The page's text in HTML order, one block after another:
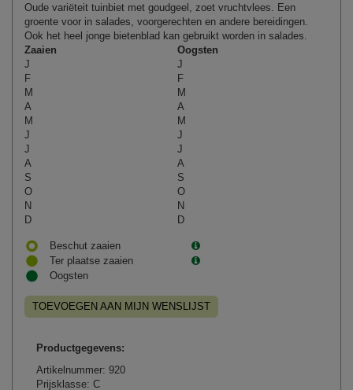
Oude variëteit tuinbiet met goudgeel, zoet vruchtvlees. Een
groente voor in salades, voorgerechten en andere bereidingen.
Ook het heel jonge bietenblad kan gebruikt worden in salades.
Zaaien
Oogsten
J
J
F
F
M
M
A
A
M
M
J
J
J
J
A
A
S
S
O
O
N
N
D
D
Beschut zaaien
Ter plaatse zaaien
Oogsten
TOEVOEGEN AAN MIJN WENSLIJST
Productgegevens:
Artikelnummer: 920
Prijsklasse: C